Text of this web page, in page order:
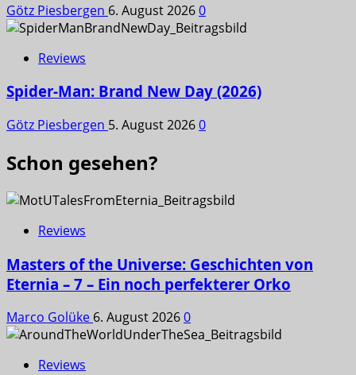
Götz Piesbergen 6. August 20260
Reviews
Spider-Man: Brand New Day (2026)
Götz Piesbergen 5. August 20260
Schon gesehen?
Reviews
Masters of the Universe: Geschichten von
Eternia – 7 – Ein noch perfekterer Orko
Marco Golüke 6. August 20260
Reviews